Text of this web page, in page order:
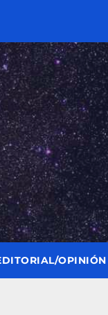
OPINIÓN